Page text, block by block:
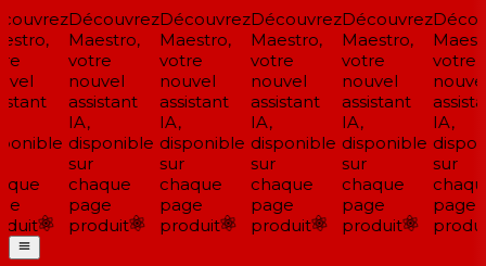
Découvrez
Maestro,
votre
nouvel
assistant
IA,
disponible
sur
chaque
page
produit
Découvrez
Maestro,
votre
nouvel
assistant
IA,
disponible
sur
chaque
page
produit
Découvrez
Maestro,
votre
nouvel
assistant
IA,
disponible
sur
chaque
page
produit
Découvrez
Maestro,
votre
nouvel
assistant
IA,
disponible
sur
chaque
page
produit
votre
nouvel
IA,
sur
page
produit